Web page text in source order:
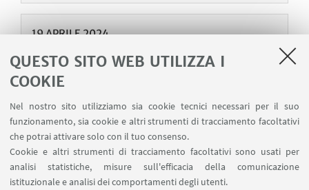
QUESTO SITO WEB UTILIZZA I
COOKIE
Nel nostro sito utilizziamo sia cookie tecnici necessari per il suo
funzionamento, sia cookie e altri strumenti di tracciamento facoltativi
che potrai attivare solo con il tuo consenso.
Cookie e altri strumenti di tracciamento facoltativi sono usati per
analisi statistiche, misure sull'efficacia della comunicazione
istituzionale e analisi dei comportamenti degli utenti.
19APRILE2024
ORIENTAMENTO
Open Day del corso di Laurea Triennale in
Scienza ambientali e dei corsi di Laurea
Magistrali in Scienze e Tecnologie per la
sostenibilità ambientale e in Biologia Marina
Laboratori Renzo Sartori, Via Sant'Alberto 163,
48123 Ravenna - In presence and online event -
Evento in presenza e online